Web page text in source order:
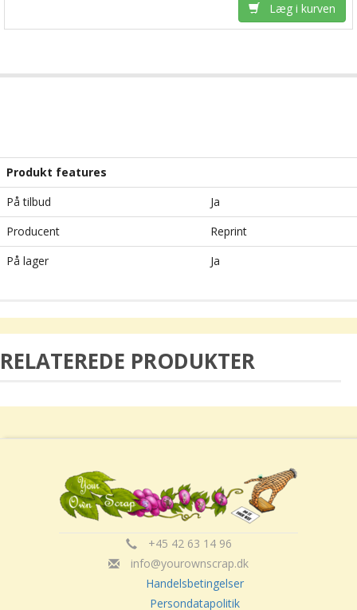
Læg i kurven
Produkt features
På tilbud
Ja
Producent
Reprint
På lager
Ja
RELATEREDE PRODUKTER
+45 42 63 14 96
info@yourownscrap.dk
Handelsbetingelser
Persondatapolitik